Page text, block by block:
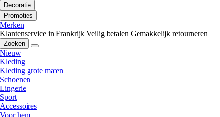
Decoratie
Promoties
Merken
Klantenservice in Frankrijk Veilig betalen Gemakkelijk retourneren
Zoeken
Nieuw
Kleding
Kleding grote maten
Schoenen
Lingerie
Sport
Accessoires
Voor hem